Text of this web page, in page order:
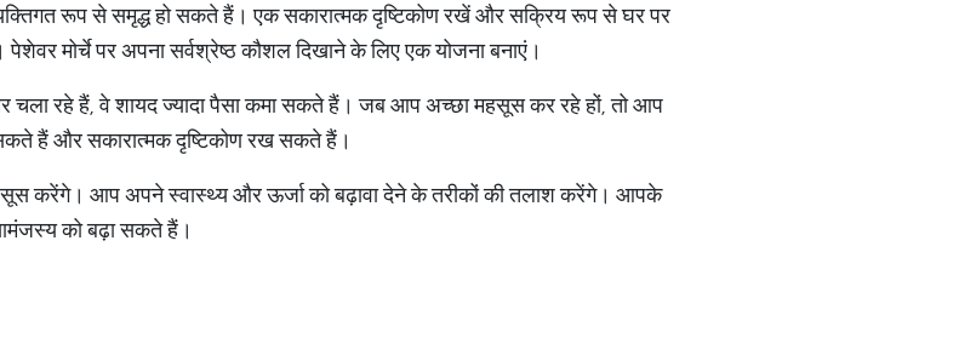
रूप से समृद्ध हो सकते हैं। एक सकारात्मक दृष्टिकोण रखें और सक्रिय रूप से घर पर
मोर्चे पर अपना सर्वश्रेष्ठ कौशल दिखाने के लिए एक योजना बनाएं।
चला रहे हैं, वे शायद ज्यादा पैसा कमा सकते हैं। जब आप अच्छा महसूस कर रहे हों, तो आप
हैं और सकारात्मक दृष्टिकोण रख सकते हैं।
करेंगे। आप अपने स्वास्थ्य और ऊर्जा को बढ़ावा देने के तरीकों की तलाश करेंगे। आपके
को बढ़ा सकते हैं।